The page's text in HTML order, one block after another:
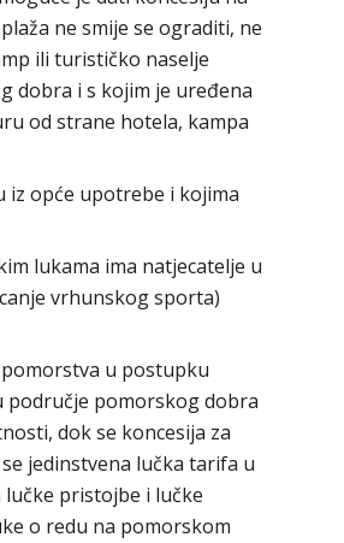
ne smije se ograditi, ne
ili turističko naselje
dobra i s kojim je uređena
od strane hotela, kampa
iz opće upotrebe i kojima
lukama ima natjecatelje u
vrhunskog sporta)
u postupku
područje pomorskog dobra
dok se koncesija za
jedinstvena lučka tarifa u
pristojbe i lučke
o redu na pomorskom